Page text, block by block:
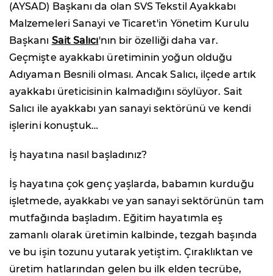
(AYSAD) Başkanı da olan SVS Tekstil Ayakkabı
Malzemeleri Sanayi ve Ticaret'in Yönetim Kurulu
Başkanı Sait Salıcı'nın bir özelliği daha var.
Geçmişte ayakkabı üretiminin yoğun olduğu
Adıyaman Besnili olması. Ancak Salıcı, ilçede artık
ayakkabı üreticisinin kalmadığını söylüyor. Sait
Salıcı ile ayakkabı yan sanayi sektörünü ve kendi
işlerini konuştuk…
İş hayatına nasıl başladınız?
İş hayatına çok genç yaşlarda, babamın kurduğu
işletmede, ayakkabı ve yan sanayi sektörünün tam
mutfağında başladım. Eğitim hayatımla eş
zamanlı olarak üretimin kalbinde, tezgah başında
ve bu işin tozunu yutarak yetiştim. Çıraklıktan ve
üretim hatlarından gelen bu ilk elden tecrübe,